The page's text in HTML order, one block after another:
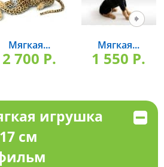
Мягкая...
2 700 P.
Мягкая...
1 550 P.
игрушка
см